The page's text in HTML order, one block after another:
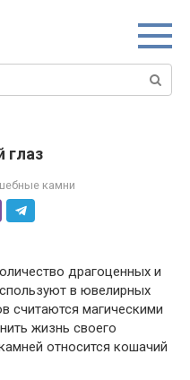
глаз
камни
драгоценных и
в ювелирных
считаются магическими
жизнь своего
относится кошачий